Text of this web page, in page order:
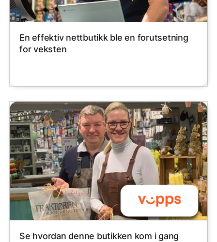
En effektiv nettbutikk ble en forutsetning
for veksten
Se hvordan denne butikken kom i gang